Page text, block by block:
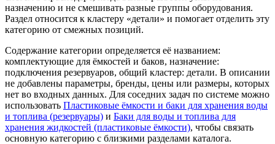
назначению и не смешивать разные группы оборудования.
Раздел относится к кластеру «детали» и помогает отделить эту
категорию от смежных позиций.
Содержание категории определяется её названием:
комплектующие для ёмкостей и баков, назначение:
подключения резервуаров, общий кластер: детали. В описании
не добавлены параметры, бренды, цены или размеры, которых
нет во входных данных. Для соседних задач по системе можно
использовать Пластиковые ёмкости и баки для хранения воды
и топлива (резервуары) и Баки для воды и топлива для
хранения жидкостей (пластиковые ёмкости), чтобы связать
основную категорию с близкими разделами каталога.